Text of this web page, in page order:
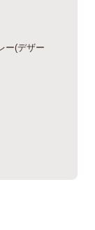
ー(デザー